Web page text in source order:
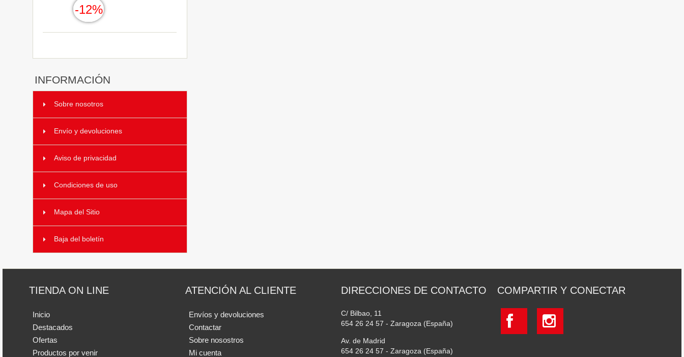
-12%
INFORMACIÓN
Sobre nosotros
Envío y devoluciones
Aviso de privacidad
Condiciones de uso
Mapa del Sitio
Baja del boletín
TIENDA ON LINE
Inicio
Destacados
Ofertas
Productos por venir
ATENCIÓN AL CLIENTE
Envíos y devoluciones
Contactar
Sobre nosostros
Mi cuenta
DIRECCIONES DE CONTACTO
C/ Bilbao, 11
654 26 24 57 - Zaragoza (España)
Av. de Madrid
654 26 24 57 - Zaragoza (España)
COMPARTIR Y CONECTAR